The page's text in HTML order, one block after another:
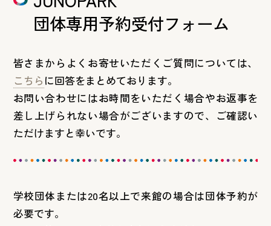
団体専用予約受付フォーム
皆さまからよくお寄せいただくご質問については、
こちら に回答をまとめております。
お問い合わせにはお時間をいただく場合やお返事を
差し上げられない場合がございますので、ご確認い
ただけますと幸いです。
学校団体または20名以上で来館の場合は団体予約が
必要です。